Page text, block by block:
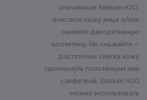
смоченным Sebium H2O,
очистите кожу лица и/или
снимите декоративную
косметику. Не смывайте –
достаточно слегка кожу
промокнуть полотенцем или
салфеткой. Sebium H2O
можно использовать